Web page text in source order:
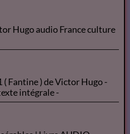
Hugo audio France culture
( Fantine ) de Victor Hugo -
intégrale -